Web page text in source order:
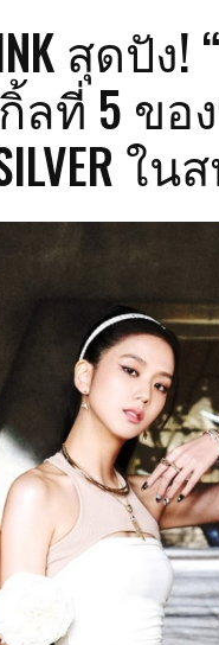
สุดปัง!
ลที่ 5 ขอ
ใ